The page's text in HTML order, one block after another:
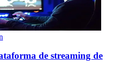
de streaming de